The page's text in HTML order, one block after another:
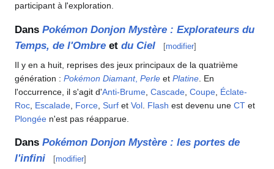
participant à l'exploration.
Dans Pokémon Donjon Mystère : Explorateurs du
Temps, de l'Ombre et du Ciel [modifier]
Il y en a huit, reprises des jeux principaux de la quatrième
génération : Pokémon Diamant, Perle et Platine . En
l'occurrence, il s'agit d'Anti-Brume Cascade Coupe Éclate-
Roc Escalade Force Surf et Vol Flash est devenu une CT et
Plongée n'est pas réapparue.
Dans Pokémon Donjon Mystère : les portes de
l'infini
[modifier]